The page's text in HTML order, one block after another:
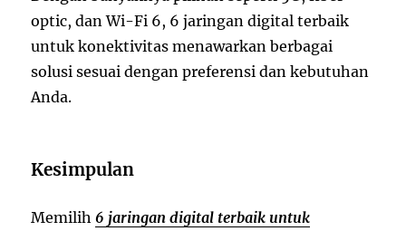
optic, dan Wi-Fi 6, 6 jaringan digital terbaik
untuk konektivitas menawarkan berbagai
solusi sesuai dengan preferensi dan kebutuhan
Anda.
Kesimpulan
Memilih6 jaringan digital terbaik untuk